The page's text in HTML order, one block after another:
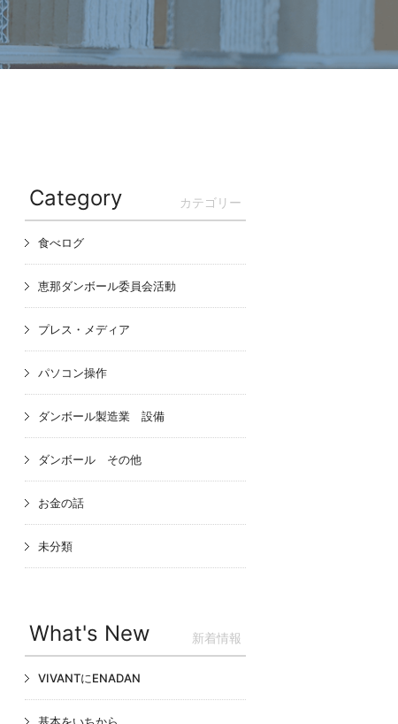
Category カテゴリー
食べログ
恵那ダンボール委員会活動
プレス・メディア
パソコン操作
ダンボール製造業 設備
ダンボール その他
お金の話
未分類
What's New 新着情報
VIVANTにENADAN